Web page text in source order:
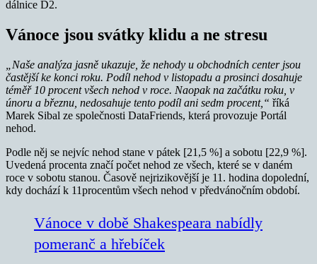
dálnice D2.
Vánoce jsou svátky klidu a ne stresu
„Naše analýza jasně ukazuje, že nehody u obchodních center jsou
častější ke konci roku. Podíl nehod v listopadu a prosinci dosahuje
téměř 10 procent všech nehod v roce. Naopak na začátku roku, v
únoru a březnu, nedosahuje tento podíl ani sedm procent,“ říká
Marek Sibal ze společnosti DataFriends, která provozuje Portál
nehod.
Podle něj se nejvíc nehod stane v pátek [21,5 %] a sobotu [22,9 %].
Uvedená procenta značí počet nehod ze všech, které se v daném
roce v sobotu stanou. Časově nejrizikovější je 11. hodina dopolední,
kdy dochází k 11procentům všech nehod v předvánočním období.
Vánoce v době Shakespeara nabídly
pomeranč a hřebíček